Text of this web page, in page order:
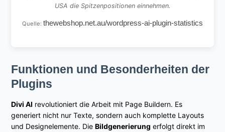
USA die Spitzenpositionen einnehmen.
Quelle: thewebshop.net.au/wordpress-ai-plugin-statistics
Funktionen und Besonderheiten der
Plugins
Divi AI revolutioniert die Arbeit mit Page Buildern. Es
generiert nicht nur Texte, sondern auch komplette Layouts
und Designelemente. DieBildgenerierung erfolgt direkt im